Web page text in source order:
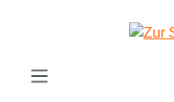
Zum Hauptinhalt springen